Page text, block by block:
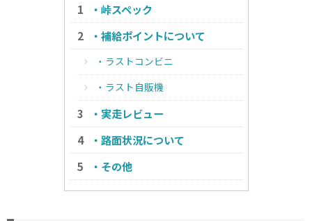
・峠スペック
・補給ポイントについて
・ラストコンビニ
・ラスト自販機
・実走レビュー
・路面状況について
・その他